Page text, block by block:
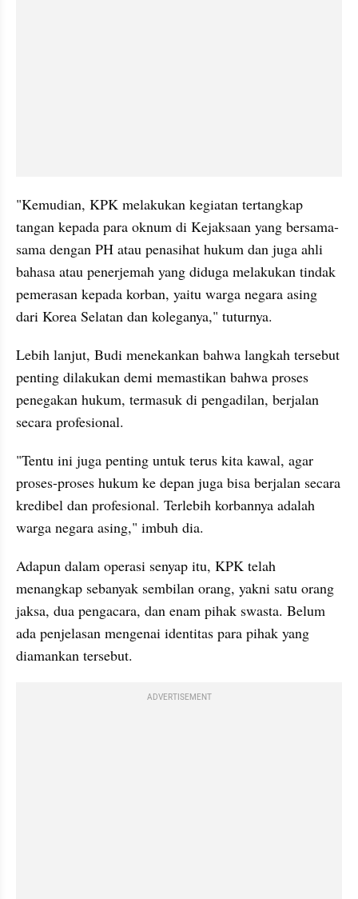
"Kemudian, KPK melakukan kegiatan tertangkap
tangan kepada para oknum di Kejaksaan yang bersama-
sama dengan PH atau penasihat hukum dan juga ahli
bahasa atau penerjemah yang diduga melakukan tindak
pemerasan kepada korban, yaitu warga negara asing
dari Korea Selatan dan koleganya," tuturnya.
Lebih lanjut, Budi menekankan bahwa langkah tersebut
penting dilakukan demi memastikan bahwa proses
penegakan hukum, termasuk di pengadilan, berjalan
secara profesional.
"Tentu ini juga penting untuk terus kita kawal, agar
proses-proses hukum ke depan juga bisa berjalan secara
kredibel dan profesional. Terlebih korbannya adalah
warga negara asing," imbuh dia.
Adapun dalam operasi senyap itu, KPK telah
menangkap sebanyak sembilan orang, yakni satu orang
jaksa, dua pengacara, dan enam pihak swasta. Belum
ada penjelasan mengenai identitas para pihak yang
diamankan tersebut.
ADVERTISEMENT